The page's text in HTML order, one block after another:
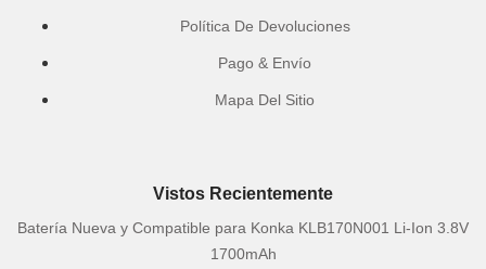
Política De Devoluciones
Pago & Envío
Mapa Del Sitio
Vistos Recientemente
Batería Nueva y Compatible para Konka KLB170N001 Li-Ion 3.8V
1700mAh